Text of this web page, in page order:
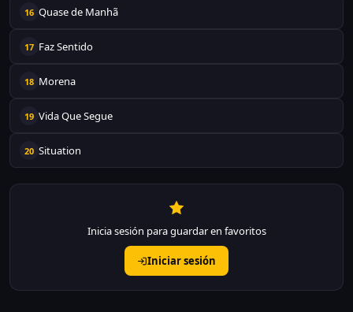
16 Quase de Manhã
17 Faz Sentido
18 Morena
19 Vida Que Segue
20 Situation
Inicia sesión para guardar en favoritos
Iniciar sesión